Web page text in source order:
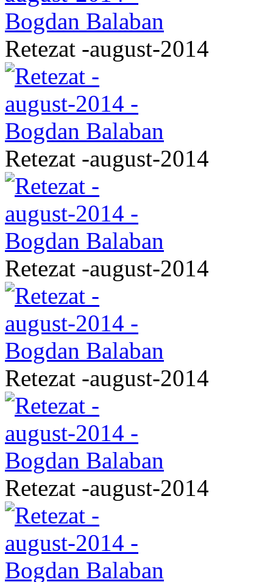
Retezat -august-2014
Retezat -august-2014
Retezat -august-2014
Retezat -august-2014
Retezat -august-2014